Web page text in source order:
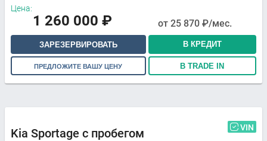
Цена:
1 260 000 ₽ от 25 870 ₽/мес.
ЗАРЕЗЕРВИРОВАТЬ В КРЕДИТ
ПРЕДЛОЖИТЕ ВАШУ ЦЕНУ В TRADE IN
Kia Sportage с пробегом VIN